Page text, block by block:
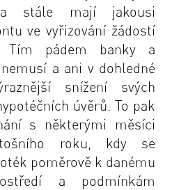
stále mají jakousi
ve vyřizování žádostí
Tím pádem banky a
a ani v dohledné
snížení svých
úvěrů. To pak
s některými měsíci
roku, kdy se
poměrově k danému
a podmínkám